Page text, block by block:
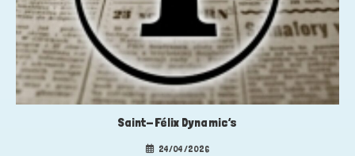
Saint-Félix Dynamic’s
24/04/2026